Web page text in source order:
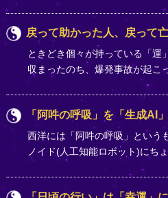
戻って助かった人、戻って
ときどき個々が持っている「
収まったのち、爆発事故が起こ
「阿吽の呼吸」を「生成AI
西洋には「阿吽の呼吸」という
ノイド(人工知能ロボット)にち